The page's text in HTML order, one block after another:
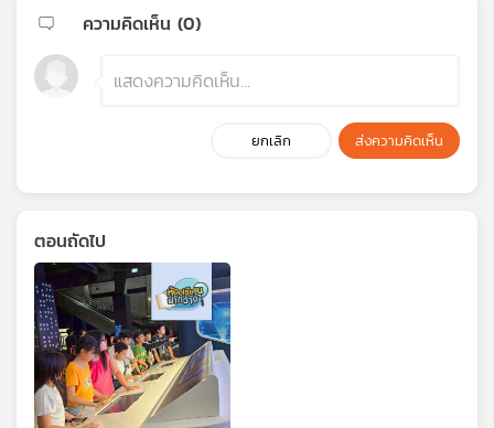
ความคิดเห็น (0)
ยกเลิก ส่งความคิดเห็น
ตอนถัดไป